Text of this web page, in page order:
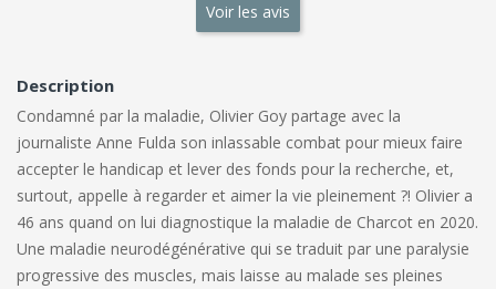
Voir les avis
Description
Condamné par la maladie, Olivier Goy partage avec la
journaliste Anne Fulda son inlassable combat pour mieux faire
accepter le handicap et lever des fonds pour la recherche, et,
surtout, appelle à regarder et aimer la vie pleinement ?! Olivier a
46 ans quand on lui diagnostique la maladie de Charcot en 2020.
Une maladie neurodégénérative qui se traduit par une paralysie
progressive des muscles, mais laisse au malade ses pleines